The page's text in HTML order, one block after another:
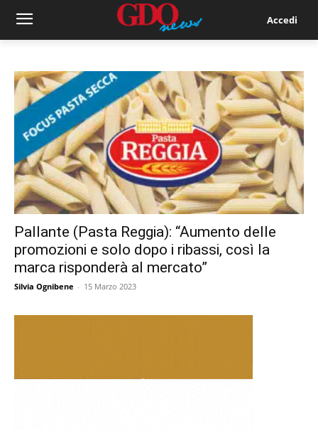
Accedi
Pallante (Pasta Reggia): “Aumento delle
promozioni e solo dopo i ribassi, così la
marca risponderà al mercato”
Silvia Ognibene - 15 Marzo 2023